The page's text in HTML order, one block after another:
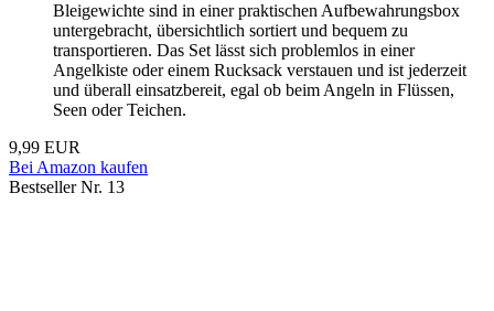
Bleigewichte sind in einer praktischen Aufbewahrungsbox
untergebracht, übersichtlich sortiert und bequem zu
transportieren. Das Set lässt sich problemlos in einer
Angelkiste oder einem Rucksack verstauen und ist jederzeit
und überall einsatzbereit, egal ob beim Angeln in Flüssen,
Seen oder Teichen.
9,99 EUR
Bei Amazon kaufen
Bestseller Nr. 13